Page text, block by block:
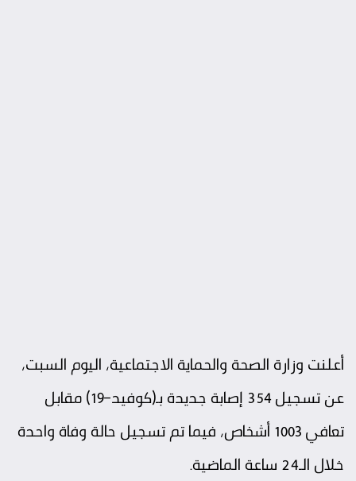
أعلنت وزارة الصحة والحماية الاجتماعية، اليوم السبت،
عن تسجيل 354 إصابة جديدة بـ(كوفيد-19) مقابل
تعافي 1003 أشخاص، فيما تم تسجيل حالة وفاة واحدة
خلال الـ24 ساعة الماضية.